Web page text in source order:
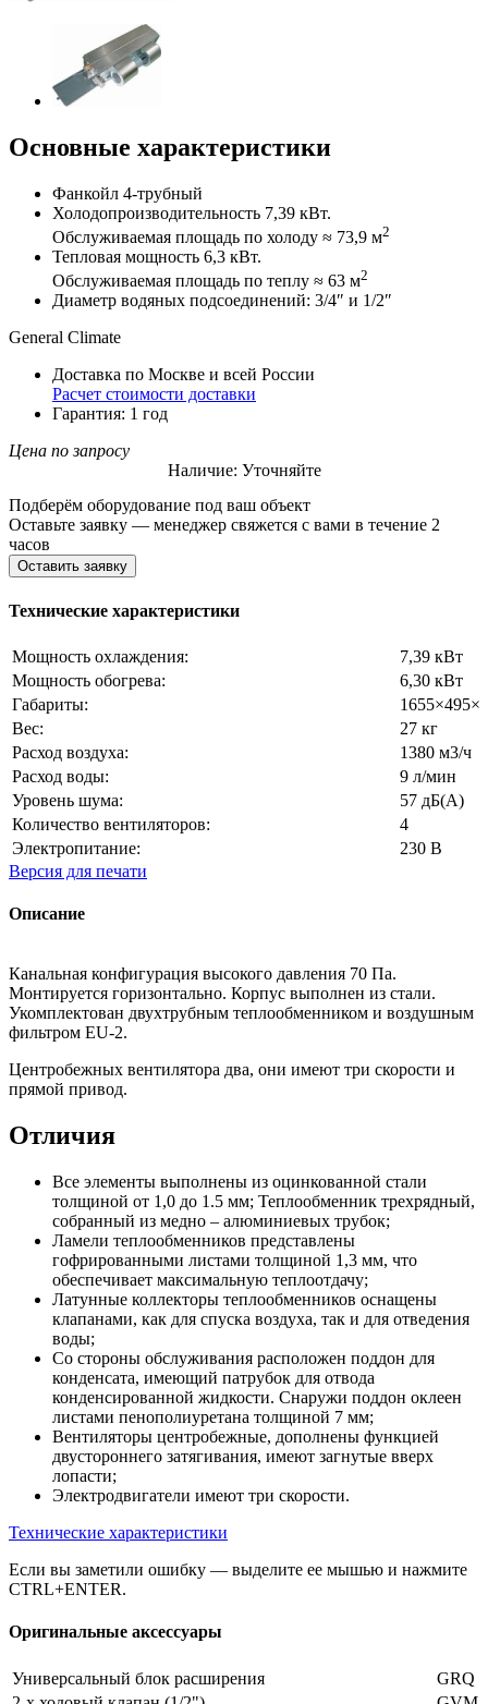
Основные характеристики
Фанкойл 4-трубный
Холодопроизводительность 7,39 кВт.
Обслуживаемая площадь по холоду ≈ 73,9 м2
Тепловая мощность 6,3 кВт.
Обслуживаемая площадь по теплу ≈ 63 м2
Диаметр водяных подсоединений: 3/4″ и 1/2″
General Climate
Доставка по Москве и всей России
Расчет стоимости доставки
Гарантия: 1 год
Цена по запросу
Наличие: Уточняйте
Подберём оборудование под ваш объект
Оставьте заявку — менеджер свяжется с вами в течение 2
часов
Оставить заявку
Технические характеристики
Мощность охлаждения:
7,39 кВт
Мощность обогрева:
6,30 кВт
Габариты:
Вес:
27 кг
Расход воздуха:
1380 м3/ч
Расход воды:
9 л/мин
Уровень шума:
57 дБ(А)
Количество вентиляторов:
4
Электропитание:
230 В
Версия для печати
Описание
Канальная конфигурация высокого давления 70 Па.
Монтируется горизонтально. Корпус выполнен из стали.
Укомплектован двухтрубным теплообменником и воздушным
фильтром EU-2.
Центробежных вентилятора два, они имеют три скорости и
прямой привод.
Отличия
Все элементы выполнены из оцинкованной стали
толщиной от 1,0 до 1.5 мм; Теплообменник трехрядный,
собранный из медно – алюминиевых трубок;
Ламели теплообменников представлены
гофрированными листами толщиной 1,3 мм, что
обеспечивает максимальную теплоотдачу;
Латунные коллекторы теплообменников оснащены
клапанами, как для спуска воздуха, так и для отведения
воды;
Со стороны обслуживания расположен поддон для
конденсата, имеющий патрубок для отвода
конденсированной жидкости. Снаружи поддон оклеен
листами пенополиуретана толщиной 7 мм;
Вентиляторы центробежные, дополнены функцией
двустороннего затягивания, имеют загнутые вверх
лопасти;
Электродвигатели имеют три скорости.
Технические характеристики
Если вы заметили ошибку — выделите ее мышью и нажмите
CTRL+ENTER.
Оригинальные аксессуары
Универсальный блок расширения
GRQ